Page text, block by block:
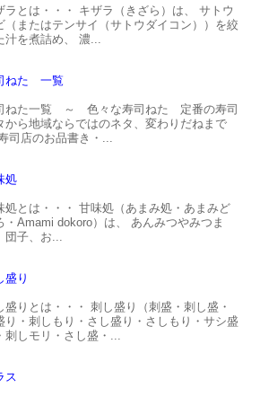
ラとは・・・ キザラ（きざら）は、 サトウ
（またはテンサイ（サトウダイコン））を絞
汁を煮詰め、 濃...
ねた 一覧
ねた一覧 ～ 色々な寿司ねた 定番の寿司
から地域ならではのネタ、変わりだねまで
司店のお品書き・...
処
処とは・・・ 甘味処（あまみ処・あまみど
・Amami dokoro）は、 あんみつやみつま
団子、お...
盛り
盛りとは・・・ 刺し盛り（刺盛・刺し盛・
り・刺しもり・さし盛り・さしもり・サシ盛
刺しモリ・さし盛・...
ス